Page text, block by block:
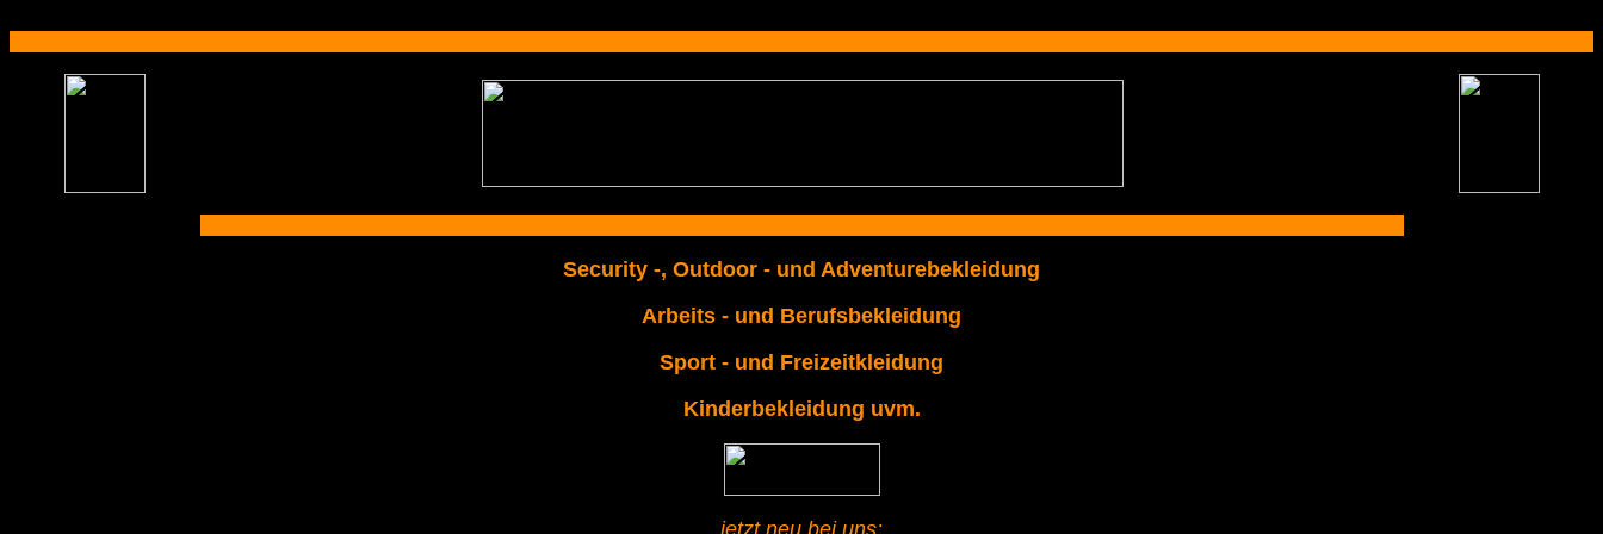
Security -, Outdoor - und Adventurebekleidung
Arbeits - und Berufsbekleidung
Sport - und Freizeitkleidung
Kinderbekleidung uvm.
jetzt neu bei uns: